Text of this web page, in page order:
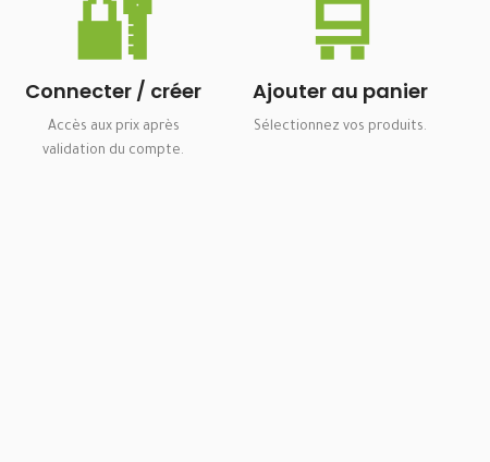
🔐
Connecter / créer
Accès aux prix après
validation du compte.
🛒
Ajouter au panier
Sélectionnez vos produits.